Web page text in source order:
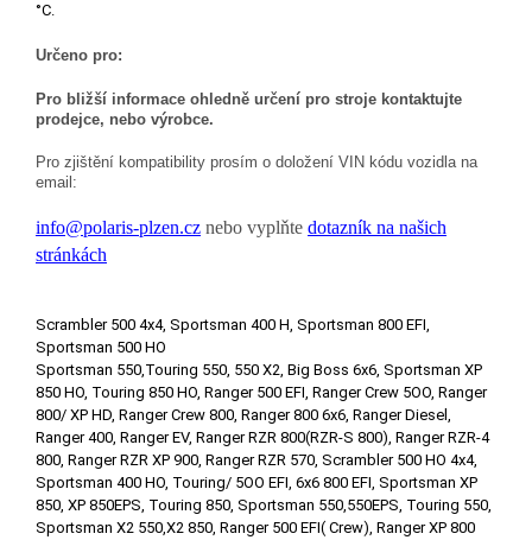
°C.
Určeno pro:
Pro bližší informace ohledně určení pro stroje kontaktujte
prodejce, nebo výrobce.
Pro zjištění kompatibility prosím o doložení VIN kódu vozidla na
email:
info@polaris-plzen.cz nebo vyplňte dotazník na našich
stránkách
Scrambler 500 4x4, Sportsman 400 H, Sportsman 800 EFI,
Sportsman 500 HO
Sportsman 550,Touring 550, 550 X2, Big Boss 6x6, Sportsman XP
850 HO, Touring 850 HO, Ranger 500 EFI, Ranger Crew 5OO, Ranger
800/ XP HD, Ranger Crew 800, Ranger 800 6x6, Ranger Diesel,
Ranger 400, Ranger EV, Ranger RZR 800(RZR-S 800), Ranger RZR-4
800, Ranger RZR XP 900, Ranger RZR 570, Scrambler 500 HO 4x4,
Sportsman 400 HO, Touring/ 5OO EFI, 6x6 800 EFI, Sportsman XP
850, XP 850EPS, Touring 850, Sportsman 550,550EPS, Touring 550,
Sportsman X2 550,X2 850, Ranger 500 EFI( Crew), Ranger XP 800